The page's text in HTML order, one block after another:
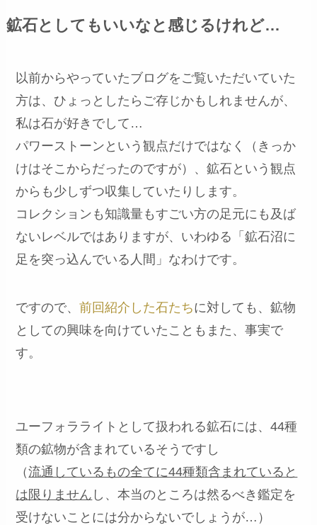
鉱石としてもいいなと感じるけれど…
以前からやっていたブログをご覧いただいていた
方は、ひょっとしたらご存じかもしれませんが、
私は石が好きでして…
パワーストーンという観点だけではなく（きっか
けはそこからだったのですが）、鉱石という観点
からも少しずつ収集していたりします。
コレクションも知識量もすごい方の足元にも及ば
ないレベルではありますが、いわゆる「鉱石沼に
足を突っ込んでいる人間」なわけです。
ですので、前回紹介した石たちに対しても、鉱物
としての興味を向けていたこともまた、事実で
す。
ユーフォラライトとして扱われる鉱石には、44種
類の鉱物が含まれているそうですし
（流通しているもの全てに44種類含まれていると
は限りません し、本当のところは然るべき鑑定を
受けないことには分からないでしょうが…）